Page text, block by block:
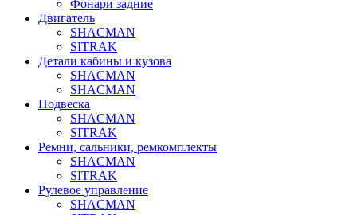
Фонари задние
Двигатель
SHACMAN
SITRAK
Детали кабины и кузова
SHACMAN
SHACMAN
Подвеска
SHACMAN
SITRAK
Ремни, сальники, ремкомплекты
SHACMAN
SITRAK
Рулевое управление
SHACMAN